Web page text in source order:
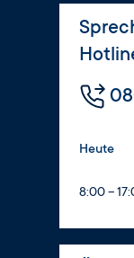
Heute
8:00 –
8:00 –